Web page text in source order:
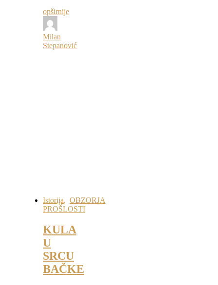
opširnije
Milan
Stepanović
Istorija, OBZORJA
PROŠLOSTI
KULA
U
SRCU
BAČKE